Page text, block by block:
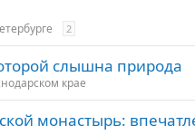
2
слышна природа
крае
монастырь: